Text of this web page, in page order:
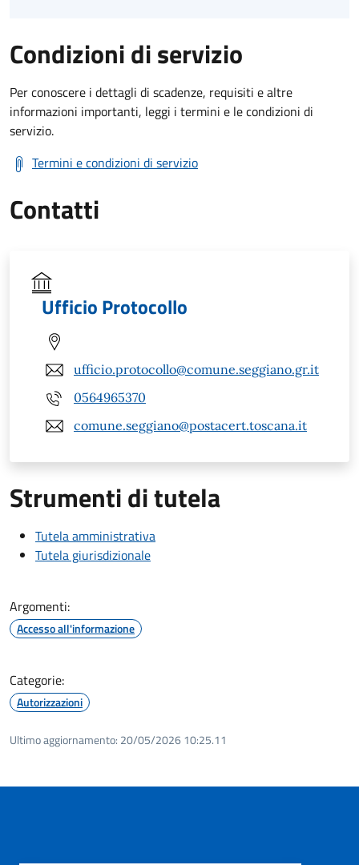
Condizioni di servizio
Per conoscere i dettagli di scadenze, requisiti e altre
informazioni importanti, leggi i termini e le condizioni di
servizio.
Termini e condizioni di servizio
Contatti
Ufficio Protocollo
ufficio.protocollo@comune.seggiano.gr.it
0564965370
comune.seggiano@postacert.toscana.it
Strumenti di tutela
Tutela amministrativa
Tutela giurisdizionale
Argomenti:
Accesso all'informazione
Categorie:
Autorizzazioni
Ultimo aggiornamento: 20/05/2026 10:25.11